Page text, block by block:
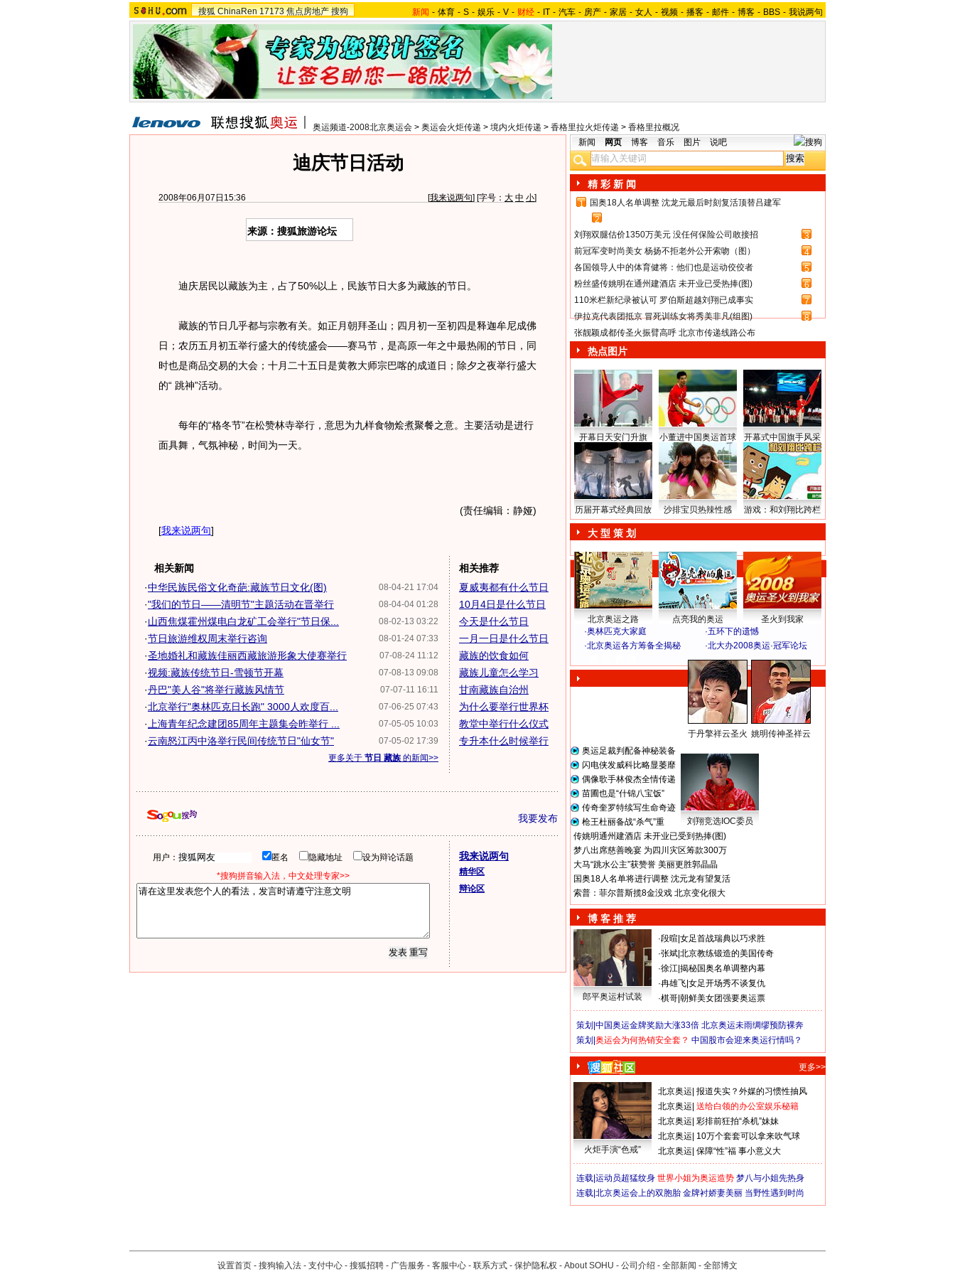
搜狐 ChinaRen 17173 焦点房地产 搜狗 新闻 - 体育 - S - 娱乐 - V - 财经 - IT - 汽车 - 房产 - 家居 - 女人 - 视频 - 播客 - 邮件 - 博客 - BBS - 我说两句
奥运频道-2008北京奥运会 > 奥运会火炬传递 > 境内火炬传递 > 香格里拉火炬传递 > 香格里拉概况
迪庆节日活动
2008年06月07日15:36 [我来说两句] [字号： 大 中 小]
来源：搜狐旅游论坛
迪庆居民以藏族为主，占了50%以上，民族节日大多为藏族的节日。
藏族的节日几乎都与宗教有关。如正月朝拜圣山；四月初一至初四是释迦牟尼成佛
日；农历五月初五举行盛大的传统盛会——赛马节，是高原一年之中最热闹的节日，同
时也是商品交易的大会；十月二十五日是黄教大师宗巴喀的成道日；除夕之夜举行盛大
的“ 跳神”活动。
每年的“格冬节”在松赞林寺举行，意思为九样食物烩煮聚餐之意。主要活动是进行
面具舞，气氛神秘，时间为一天。
(责任编辑：静娅)
[我来说两句]
相关新闻
08-04-21 17:04
·中华民族民俗文化奇葩:藏族节日文化(图)
08-04-04 01:28
·"我们的节日——清明节"主题活动在晋举行
08-02-13 03:22
·山西焦煤霍州煤电白龙矿工会举行"节日保...
08-01-24 07:33
·节日旅游维权周末举行咨询
07-08-24 11:12
·圣地婚礼和藏族佳丽西藏旅游形象大使赛举行
07-08-13 09:08
·视频:藏族传统节日-雪顿节开幕
07-07-11 16:11
·丹巴"美人谷"将举行藏族风情节
07-06-25 07:43
·北京举行"奥林匹克日长跑" 3000人欢度百...
07-05-05 10:03
· 上海青年纪念建团85周年主题集会昨举行 ...
07-05-02 17:39
·云南怒江丙中洛举行民间传统节日"仙女节"
更多关于 节日 藏族 的新闻>>
相关推荐
夏威夷都有什么节日
10月4日是什么节日
今天是什么节日
一月一日是什么节日
藏族的饮食如何
藏族儿童怎么学习
甘南藏族自治州
为什么要举行世界杯
教堂中举行什么仪式
专升本什么时候举行
我要发布
用户： 匿名 隐藏地址
设为辩论话题
*搜狗拼音输入法，中文处理专家>>
我来说两句
精华区
辩论区
新闻 网页 博客 音乐 图片 说吧
精 彩 新 闻
1
国奥18人名单调整 沈龙元最后时刻复活顶替吕建军
2
刘翔双腿估价1350万美元 没任何保险公司敢接招
3
前冠军变时尚美女 杨扬不拒老外公开索吻（图）
4
各国领导人中的体育健将：他们也是运动佼佼者
5
粉丝盛传姚明在通州建酒店 未开业已受热捧(图)
6
110米栏新纪录被认可 罗伯斯超越刘翔已成事实
7
伊拉克代表团抵京 冒死训练女将秀美非凡(组图)
8
张靓颖成都传圣火振臂高呼 北京市传递线路公布
热点图片
开幕日天安门升旗 小董进中国奥运首球 开幕式中国旗手风采
历届开幕式经典回放 沙排宝贝热辣性感 游戏：和刘翔比跨栏
大 型 策 划
北京奥运之路 点亮我的奥运
圣火到我家
·奥林匹克大家庭 ·五环下的遗憾
·北京奥运各方筹备全揭秘 ·北大办2008奥运·冠军论坛
于丹擎祥云圣火 姚明传神圣祥云
奥运足裁判配备神秘装备
闪电侠发威科比略显萎靡
偶像歌手林俊杰全情传递
苗圃也是“什锦八宝饭”
传奇奎罗特续写生命奇迹
枪王杜丽备战“杀气”重
刘翔竞选IOC委员
传姚明通州建酒店 未开业已受到热捧(图)
梦八出席慈善晚宴 为四川灾区筹款300万
大马“跳水公主”获赞誉 美丽更胜郭晶晶
国奥18人名单将进行调整 沈元龙有望复活
索普：菲尔普斯揽8金没戏 北京变化很大
博 客 推 荐
郎平奥运村试装
·段暄 女足首战瑞典以巧求胜
·张斌 北京教练锻造的美国传奇
·徐江 揭秘国奥名单调整内幕
·冉雄飞 女足开场秀不谈复仇
·棋哥 朝鲜美女团强要奥运票
策划| 中国奥运金牌奖励大涨33倍 北京奥运未雨绸缪预防裸奔
策划| 奥运会为何热销安全套？ 中国股市会迎来奥运行情吗？
更多>>
火炬手演“色戒”
北京奥运 报道失实？外媒的习惯性抽风
北京奥运 送给白领的办公室娱乐秘籍
北京奥运 彩排前狂拍“杀机”妹妹
北京奥运 10万个套套可以拿来吹气球
北京奥运 保障“性”福 事小意义大
连载| 运动员超猛纹身 世界小姐为奥运造势 梦八与小姐先热身
连载| 北京奥运会上的双胞胎 金牌衬娇妻美丽 当野性遇到时尚
设置首页 - 搜狗输入法 - 支付中心 - 搜狐招聘 - 广告服务 - 客服中心 - 联系方式 - 保护隐私权 - About SOHU - 公司介绍 - 全部新闻 - 全部博文